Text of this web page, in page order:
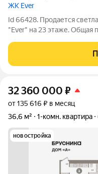
ЖК Ever
Id 66428. Продается
"Ever" на 23 этаже. Общая площадь 46,2 м.
воплотить любой
32 360 000 ₽
от 135 616 ₽ в месяц
36,6 м²
1-комн. квартира
новостройка